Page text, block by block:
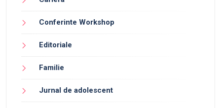
Conferinte Workshop
Editoriale
Familie
Jurnal de adolescent